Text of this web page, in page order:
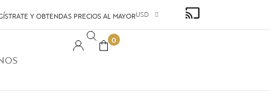
Y OBTENDAS PRECIOS AL MAYORUSD
0